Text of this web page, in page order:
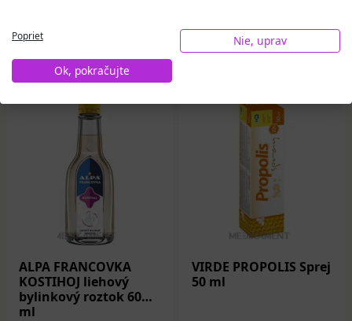
Do košíka
ALPA FRANCOVKA
KOSTIHOJ liehový
bylinkový roztok 60
ml
VIRDE PROPOLIS Sprej
50 ml
Poprieť
Nie, uprav
Ok, pokračujte